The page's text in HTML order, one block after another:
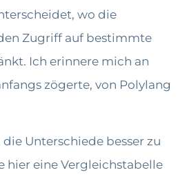
wo die
Zugriff auf bestimmte
Ich erinnere mich an
zögerte, von Polylang
Unterschiede besser zu
hier eine Vergleichstabelle